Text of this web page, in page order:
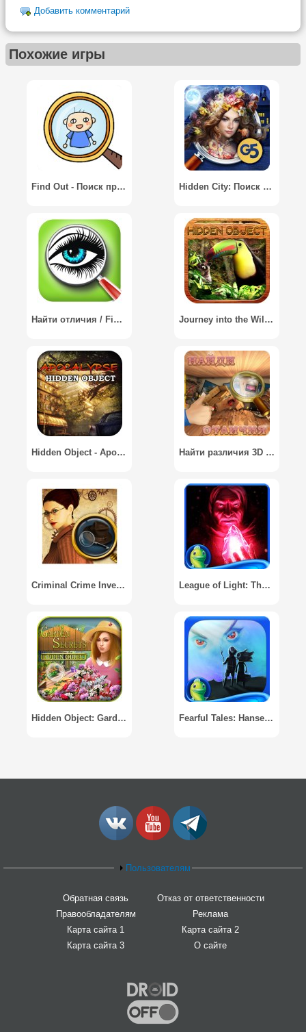
Добавить комментарий
Похожие игры
Find Out - Поиск предметов и скрытых объектов Hidden City: Поиск скрытых предметов / Hidden City: Hidden Object Adventure
Найти отличия / Find the Difference Journey into the Wilderness 2
Hidden Object - Apocalypse Найти различия 3D - Find Me (Найди различия)
Criminal Crime Investigation League of Light: The Gatherer - Hidden Objects
Hidden Object: Garden Secrets Fearful Tales: Hansel & Gretel [Full/Unlocked]
Пользователям
Обратная связь
Отказ от ответственности
Правообладателям
Реклама
Карта сайта 1
Карта сайта 2
Карта сайта 3
О сайте